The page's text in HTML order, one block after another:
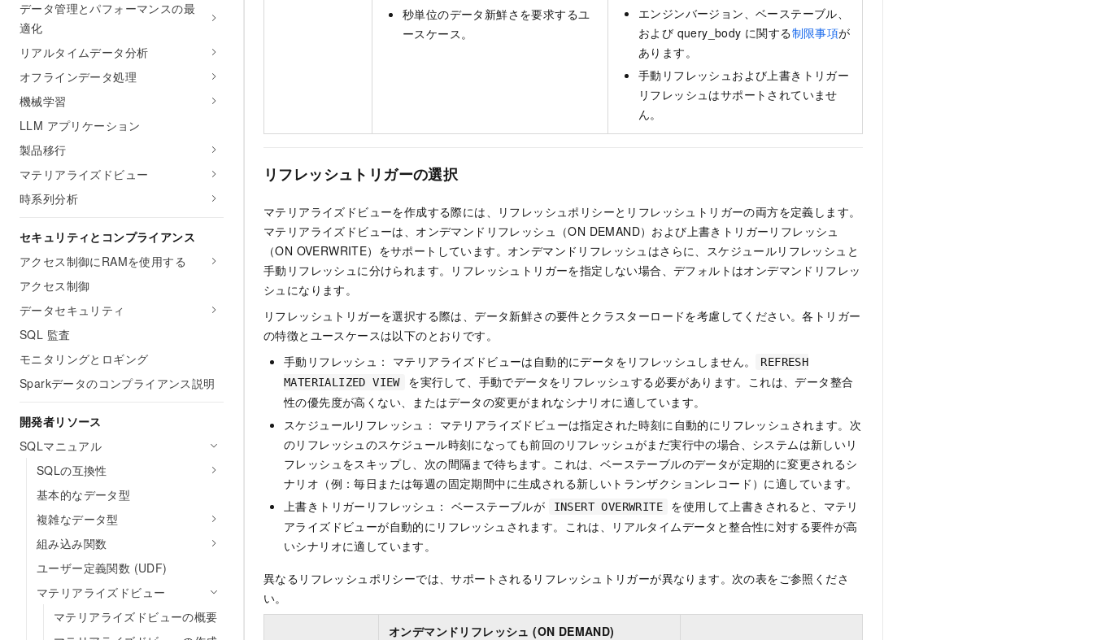
データ管理とパフォーマンスの最
適化
リアルタイムデータ分析
オフラインデータ処理
機械学習
LLM アプリケーション
製品移行
マテリアライズドビュー
時系列分析
セキュリティとコンプライアンス
アクセス制御にRAMを使用する
アクセス制御
データセキュリティ
SQL 監査
モニタリングとロギング
Sparkデータのコンプライアンス説明
開発者リソース
SQLマニュアル
SQLの互換性
基本的なデータ型
複雑なデータ型
組み込み関数
ユーザー定義関数 (UDF)
マテリアライズドビュー
マテリアライズドビューの概要
秒単位のデータ新鮮さを要求するユ
ースケース。
エンジンバージョン、ベーステーブル、
および query_body に関する制限事項が
あります。
手動リフレッシュおよび上書きトリガー
リフレッシュはサポートされていませ
ん。
リフレッシュトリガーの選択
マテリアライズドビューを作成する際には、リフレッシュポリシーとリフレッシュトリガーの両方を定義します。
マテリアライズドビューは、オンデマンドリフレッシュ（ON DEMAND）および上書きトリガーリフレッシュ
（ON OVERWRITE）をサポートしています。オンデマンドリフレッシュはさらに、スケジュールリフレッシュと
手動リフレッシュに分けられます。リフレッシュトリガーを指定しない場合、デフォルトはオンデマンドリフレッ
シュになります。
リフレッシュトリガーを選択する際は、データ新鮮さの要件とクラスターロードを考慮してください。各トリガー
の特徴とユースケースは以下のとおりです。
手動リフレッシュ： マテリアライズドビューは自動的にデータをリフレッシュしません。
REFRESH
MATERIALIZED VIEW
を実行して、手動でデータをリフレッシュする必要があります。これは、データ整合
性の優先度が高くない、またはデータの変更がまれなシナリオに適しています。
スケジュールリフレッシュ： マテリアライズドビューは指定された時刻に自動的にリフレッシュされます。次
のリフレッシュのスケジュール時刻になっても前回のリフレッシュがまだ実行中の場合、システムは新しいリ
フレッシュをスキップし、次の間隔まで待ちます。これは、ベーステーブルのデータが定期的に変更されるシ
ナリオ（例：毎日または毎週の固定期間中に生成される新しいトランザクションレコード）に適しています。
上書きトリガーリフレッシュ： ベーステーブルが
INSERT OVERWRITE
を使用して上書きされると、マテリ
アライズドビューが自動的にリフレッシュされます。これは、リアルタイムデータと整合性に対する要件が高
いシナリオに適しています。
異なるリフレッシュポリシーでは、サポートされるリフレッシュトリガーが異なります。次の表をご参照くださ
い。
オンデマンドリフレッシュ (ON DEMAND)